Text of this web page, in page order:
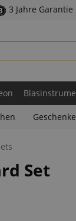
3 Jahre Garantie
Set